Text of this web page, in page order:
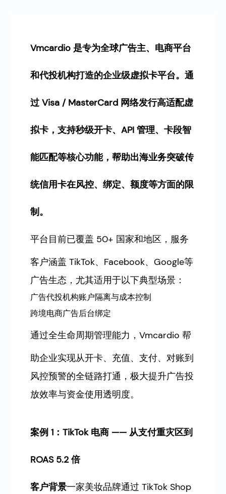
Vmcardio 是专为全球广告主、电商平台
和代投机构打造的企业级虚拟卡平台。通
过 Visa / MasterCard 网络发行高适配虚
拟卡，支持秒级开卡、API 管理、卡段智
能匹配等核心功能，帮助出海业务突破传
统信用卡在风控、绑定、额度等方面的限
制。
平台目前已覆盖 50+ 国家和地区，服务
客户涵盖 TikTok、Facebook、Google等
广告生态，尤其适用于以下典型场景：
广告代投机构账户隔离与成本控制
跨境电商广告后台绑定
通过全生命周期管理能力，Vmcardio 帮
助企业实现从开卡、充值、支付、对账到
风控预警的全链路打通，极大提升广告投
放效率与资金使用透明度。
案例 1：TikTok 电商 —— 从支付重灾区到
ROAS 5.2 倍
客户背景一家美妆品牌通过 TikTok Shop